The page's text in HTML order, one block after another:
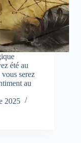
été au
serez
au
2025